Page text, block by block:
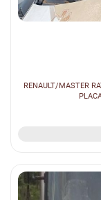
RENAULT/MASTER